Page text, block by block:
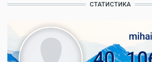
СТАТИСТИКА